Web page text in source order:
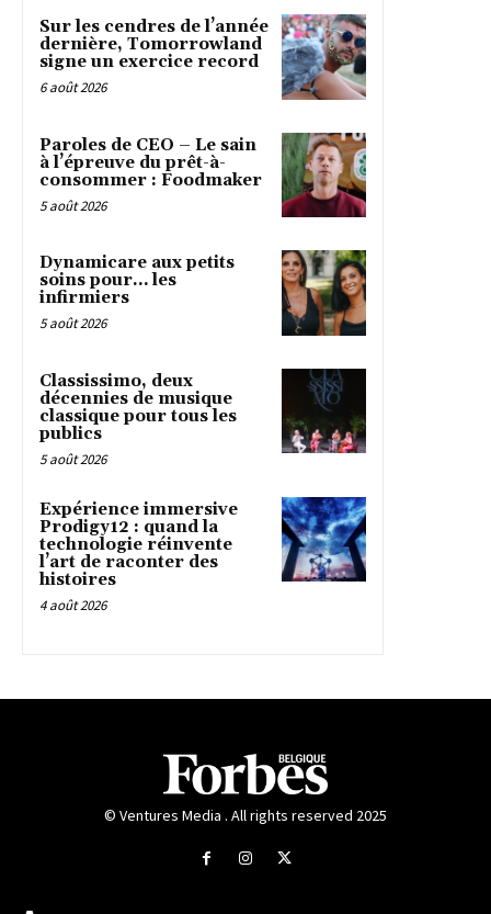
Sur les cendres de l’année
dernière, Tomorrowland
signe un exercice record
6 août 2026
Paroles de CEO – Le sain
à l’épreuve du prêt-à-
consommer : Foodmaker
5 août 2026
Dynamicare aux petits
soins pour… les
infirmiers
5 août 2026
Classissimo, deux
décennies de musique
classique pour tous les
publics
5 août 2026
Expérience immersive
Prodigy12 : quand la
technologie réinvente
l’art de raconter des
histoires
4 août 2026
© Ventures Media . All rights reserved 2025